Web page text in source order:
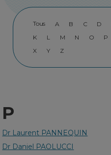
Tous A B C D
K
L M N O P
X
Y Z
P
Dr Laurent PANNEQUIN
Dr Daniel PAOLUCCI